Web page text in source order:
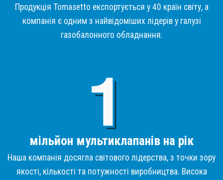
Продукція Tomasetto експортується у 40 країн світу, а
компанія є одним з найвідоміших лідерів у галузі
газобалонного обладнання.
мільйон мультиклапанів на рік
Наша компанія досягла світового лідерства, з точки зору
якості, кількості та потужності виробництва. Висока